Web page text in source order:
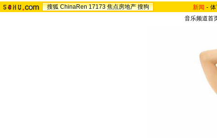
搜狐 ChinaRen 17173 焦点房地产 搜狗 新闻 -
音乐频道首